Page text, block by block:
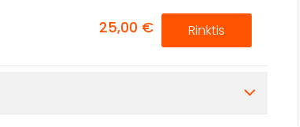
25,00 € Rinktis